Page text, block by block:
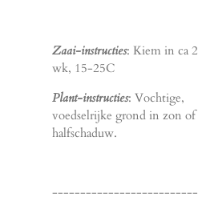
Zaai-instructies: Kiem in ca 2
wk, 15-25C
Plant-instructies: Vochtige,
voedselrijke grond in zon of
halfschaduw.
--------------------------